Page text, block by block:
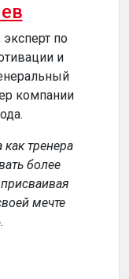
по
и
компании
тренера
более
мечте
.